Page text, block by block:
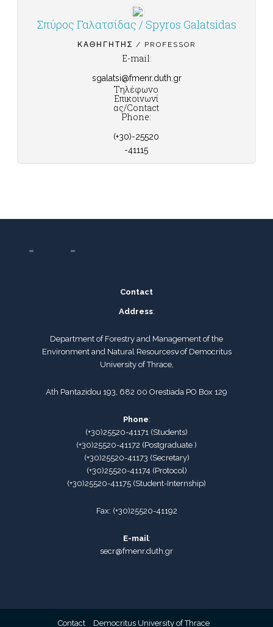
Σπύρος Γαλατσίδας / Spyros Galatsidas
ΚΑΘΗΓΗΤΉΣ / PROFESSOR
E-mail:
sgalatsi@fmenr.duth.gr
Τηλέφωνο
Επικοινωνί
ας/Contact
Phone:
(+30)-25520
-41115
Contact
Address:
Department of Forestry and Management of the
Environment and Natural Resourcesν of Democritus
University of Thrace,
Ath Pantazidou 193, 682 00 Orestiada PO Box 129
Phone:
(+30)25520-41171 (Students)
(+30)25520-41172 (Postgraduate )
(+30)25520-41173 (Secretary)
(+30)25520-41174 (Protocol)
(+30)25520-41175 (Student-Internship)
Fax: (+30)25520-41192
E-mail:
secr@fmenr.duth.gr
Contact Democritus University of Thrace